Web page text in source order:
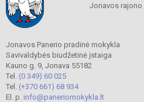
Jonavos rajono
Jonavos Panerio pradinė mokykla
Savivaldybės biudžetinė įstaiga
Kauno g. 9, Jonava 55182
Tel. (0 349) 60 025
Tel. (+370 661) 68 934
El. p. info@paneriomokykla.lt